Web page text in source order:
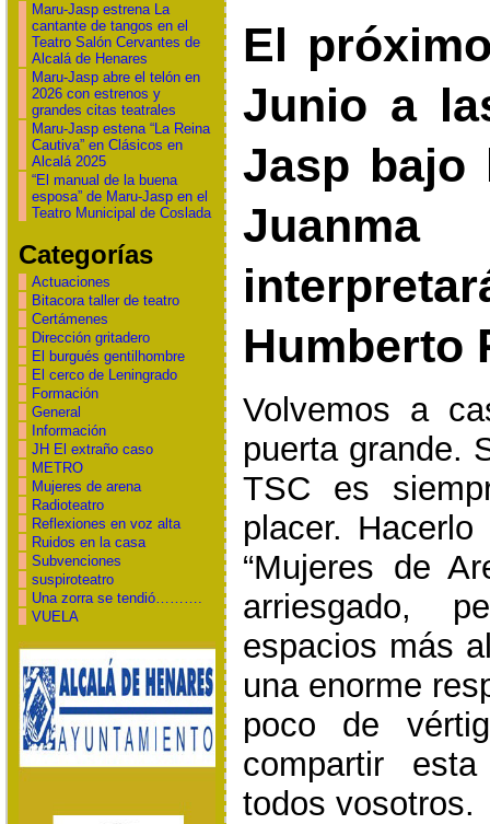
Maru-Jasp estrena La
cantante de tangos en el
Teatro Salón Cervantes de
Alcalá de Henares
Maru-Jasp abre el telón en
2026 con estrenos y
grandes citas teatrales
Maru-Jasp estena “La Reina
Cautiva” en Clásicos en
Alcalá 2025
“El manual de la buena
esposa” de Maru-Jasp en el
Teatro Municipal de Coslada
Categorías
Actuaciones
Bitacora taller de teatro
Certámenes
Dirección gritadero
El burgués gentilhombre
El cerco de Leningrado
Formación
General
Información
JH El extraño caso
METRO
Mujeres de arena
Radioteatro
Reflexiones en voz alta
Ruidos en la casa
Subvenciones
suspiroteatro
Una zorra se tendió……….
VUELA
El
Junio a
Jasp bajo
Humberto
Volvemos a
puerta grande.
TSC es
placer.
“Mujeres de
arriesgado,
espacios más
una enorme
poco de
compartir
todos vosotros.